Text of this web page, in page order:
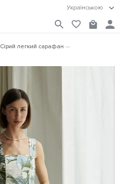
Українською
Сірий легкий сарафан